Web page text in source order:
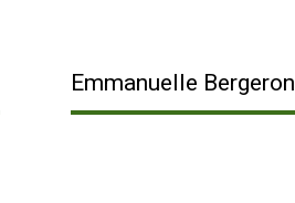
Emmanuelle Bergeron